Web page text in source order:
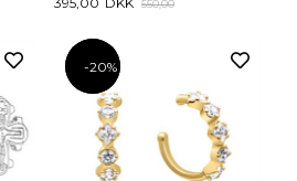
550,00
-20%
-20%